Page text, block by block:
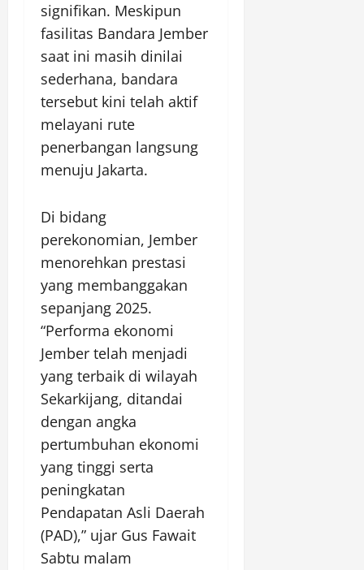
signifikan. Meskipun
fasilitas Bandara Jember
saat ini masih dinilai
sederhana, bandara
tersebut kini telah aktif
melayani rute
penerbangan langsung
menuju Jakarta.
Di bidang
perekonomian, Jember
menorehkan prestasi
yang membanggakan
sepanjang 2025.
“Performa ekonomi
Jember telah menjadi
yang terbaik di wilayah
Sekarkijang, ditandai
dengan angka
pertumbuhan ekonomi
yang tinggi serta
peningkatan
Pendapatan Asli Daerah
(PAD),” ujar Gus Fawait
Sabtu malam